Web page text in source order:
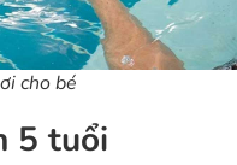
cho bé
5 tuổi